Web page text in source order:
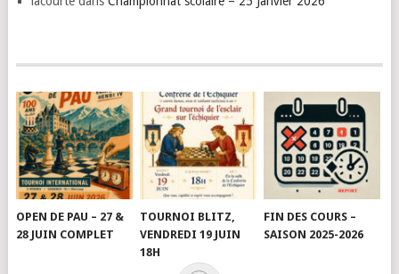
OPEN DE PAU – 27 &
28 JUIN COMPLET
TOURNOI BLITZ,
VENDREDI 19 JUIN
18H
FIN DES COURS –
SAISON 2025-2026